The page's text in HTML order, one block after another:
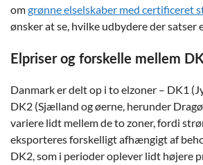
omgrønne elselskaber med certificeret
ønsker at se, hvilke udbydere der satser
Elpriser og forskelle mellem
Danmark er delt op i to elzoner – DK1
DK2 (Sjælland og øerne, herunder
variere lidt mellem de to zoner, fordi
eksporteres forskelligt afhængigt af
DK2, som i perioder oplever lidt højere